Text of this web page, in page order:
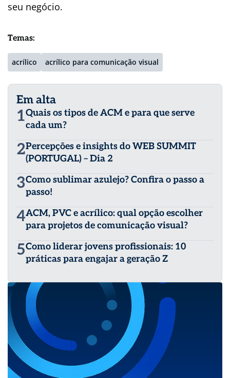
seu negócio.
Temas:
acrílico acrílico para comunicação visual
Em alta
1Quais os tipos de ACM e para que serve
cada um?
2Percepções e insights do WEB SUMMIT
(PORTUGAL) – Dia 2
3Como sublimar azulejo? Confira o passo a
passo!
4ACM, PVC e acrílico: qual opção escolher
para projetos de comunicação visual?
5Como liderar jovens profissionais: 10
práticas para engajar a geração Z